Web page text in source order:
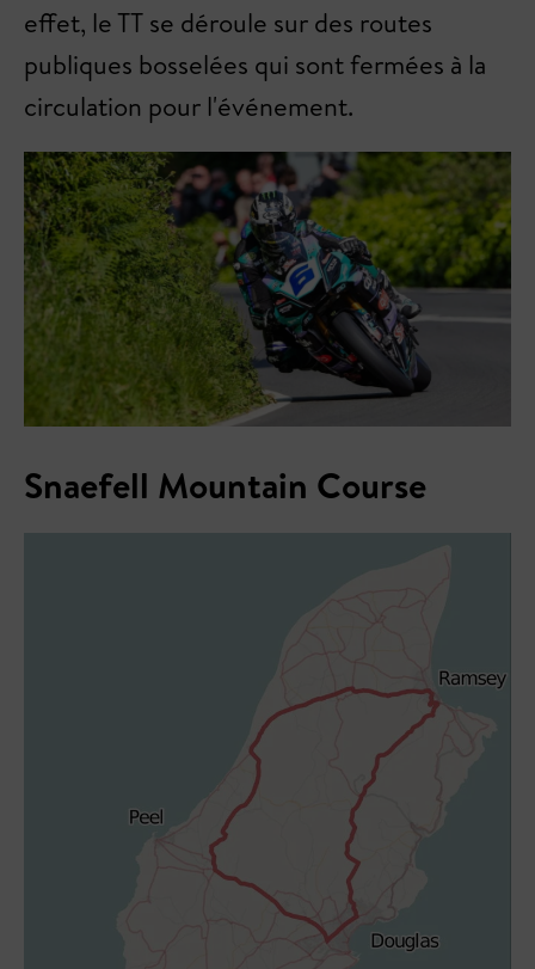
effet, le TT se déroule sur des routes
publiques bosselées qui sont fermées à la
circulation pour l'événement.
Snaefell Mountain Course